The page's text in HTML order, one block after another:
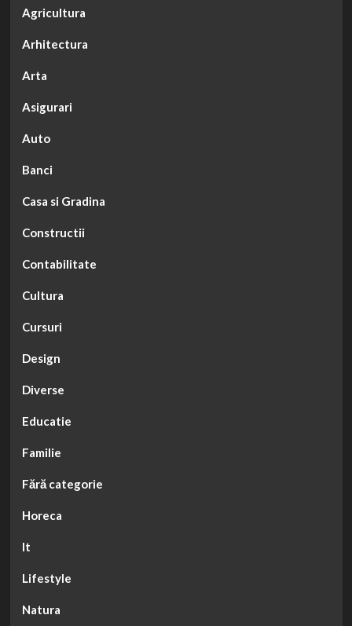
Agricultura
Arhitectura
Arta
Asigurari
Auto
Banci
Casa si Gradina
Constructii
Contabilitate
Cultura
Cursuri
Design
Diverse
Educatie
Familie
Fără categorie
Horeca
It
Lifestyle
Natura